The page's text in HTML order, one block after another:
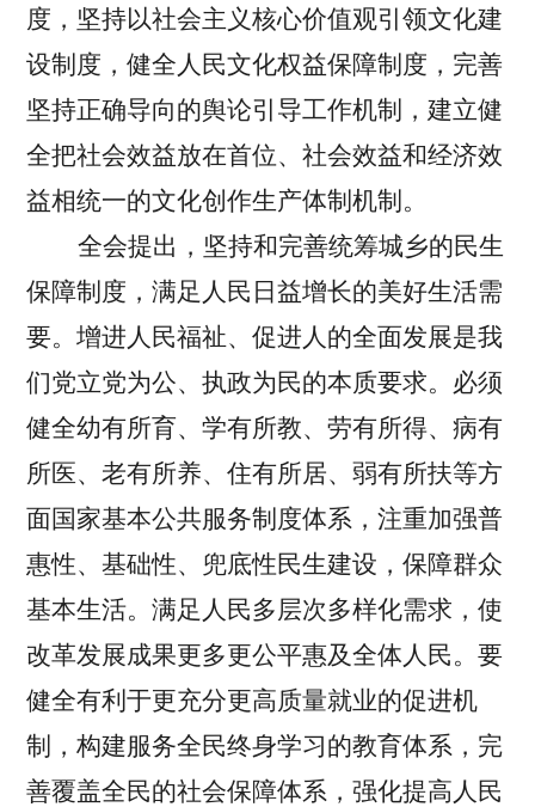
度，坚持以社会主义核心价值观引领文化建
设制度，健全人民文化权益保障制度，完善
坚持正确导向的舆论引导工作机制，建立健
全把社会效益放在首位、社会效益和经济效
益相统一的文化创作生产体制机制。
全会提出，坚持和完善统筹城乡的民生
保障制度，满足人民日益增长的美好生活需
要。增进人民福祉、促进人的全面发展是我
们党立党为公、执政为民的本质要求。必须
健全幼有所育、学有所教、劳有所得、病有
所医、老有所养、住有所居、弱有所扶等方
面国家基本公共服务制度体系，注重加强普
惠性、基础性、兜底性民生建设，保障群众
基本生活。满足人民多层次多样化需求，使
改革发展成果更多更公平惠及全体人民。要
健全有利于更充分更高质量就业的促进机
制，构建服务全民终身学习的教育体系，完
善覆盖全民的社会保障体系，强化提高人民